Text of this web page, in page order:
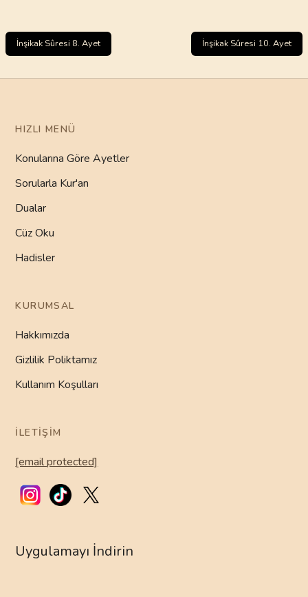
İnşikak Sûresi 8. Ayet İnşikak Sûresi 10. Ayet
HIZLI MENÜ
Konularına Göre Ayetler
Sorularla Kur'an
Dualar
Cüz Oku
Hadisler
KURUMSAL
Hakkımızda
Gizlilik Poliktamız
Kullanım Koşulları
İLETIŞIM
[email protected]
Uygulamayı İndirin